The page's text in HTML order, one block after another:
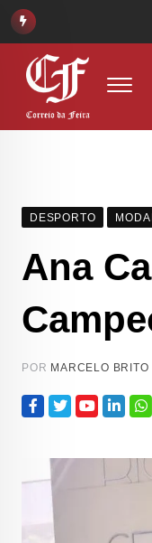
DESPORTO
Ana
POR MARCELO BRITO